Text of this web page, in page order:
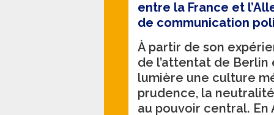
entre la France et
de communication
À partir de son
de l’attentat de Berlin
lumière une culture
prudence, la
au pouvoir central. En